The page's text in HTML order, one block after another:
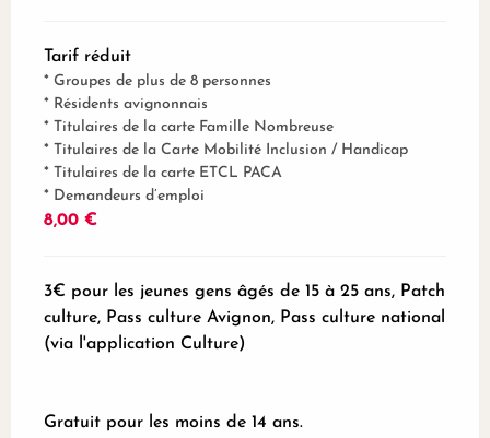
Tarif réduit
* Groupes de plus de 8 personnes
* Résidents avignonnais
* Titulaires de la carte Famille Nombreuse
* Titulaires de la Carte Mobilité Inclusion / Handicap
* Titulaires de la carte ETCL PACA
* Demandeurs d’emploi
8,00 €
3€ pour les jeunes gens âgés de 15 à 25 ans, Patch
culture, Pass culture Avignon, Pass culture national
(via l'application Culture)
Gratuit pour les moins de 14 ans.